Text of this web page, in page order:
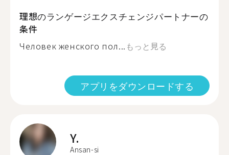
理想のランゲージエクスチェンジパートナーの
条件
Человек женского пол... もっと見る
アプリをダウンロードする
Y.
Ansan-si